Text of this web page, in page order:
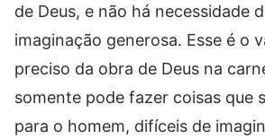
de Deus, e não há necessidade
imaginação generosa. Esse é o
preciso da obra de Deus na
somente pode fazer coisas que
para o homem, difíceis de